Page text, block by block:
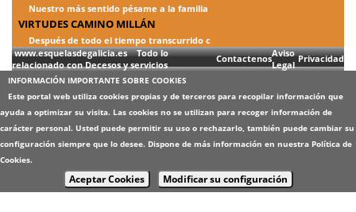
Nuestro más sentido pésame a la familia
VIRTUDES CAMINO MILLÁN
Después de todo el tiempo transcurrido c
www.esquelasdegalicia.es Todo lo
relacionado con Decesos y servicios
ContactenosAviso
Legal
Privacidad
INFORMACIÓN IMPORTANTE SOBRE COOKIES
Este portal web utiliza cookies propias y de terceros para recopilar información que
ayuda a optimizar su visita. Las cookies no se utilizan para recoger información de
carácter personal. Usted puede permitir su uso o rechazarlo, también puede cambiar su
configuración siempre que lo desee. Dispone de más información en nuestra Política de
Cookies.